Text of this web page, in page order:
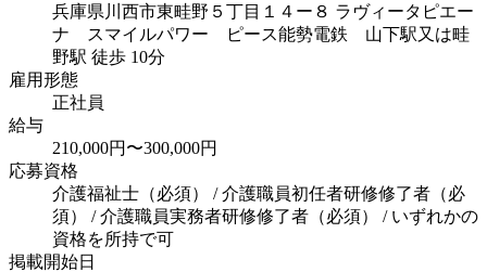
兵庫県川西市東畦野５丁目１４ー８ ラヴィータピエー
ナ スマイルパワー ピース能勢電鉄 山下駅又は畦
野駅 徒歩 10分
雇用形態
正社員
給与
210,000円〜300,000円
応募資格
介護福祉士（必須） / 介護職員初任者研修修了者（必
須） / 介護職員実務者研修修了者（必須） / いずれかの
資格を所持で可
掲載開始日